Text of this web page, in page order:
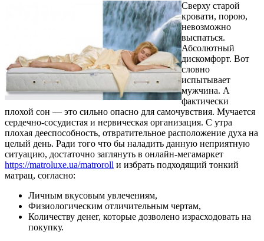
Сверху старой
кровати, порою,
невозможно
выспаться.
Абсолютный
дискомфорт. Вот
словно
испытывает
мужчина. А
фактически
плохой сон — это сильно опасно для самочувствия. Мучается
сердечно-сосудистая и нервическая организация. С утра
плохая дееспособность, отвратительное расположение духа на
целый день. Ради того что бы наладить данную неприятную
ситуацию, достаточно заглянуть в онлайн-мегамаркет
https://matroluxe.ua/matroroll и избрать подходящий тонкий
матрац, согласно:
Личным вкусовым увлечениям,
Физиологическим отличительным чертам,
Количеству денег, которые дозволено израсходовать на
покупку.